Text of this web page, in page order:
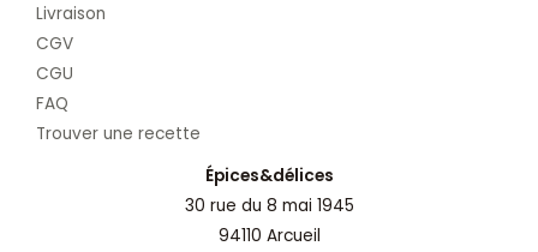
Livraison
CGV
CGU
FAQ
Trouver une recette
Épices&délices
30 rue du 8 mai 1945
94110 Arcueil